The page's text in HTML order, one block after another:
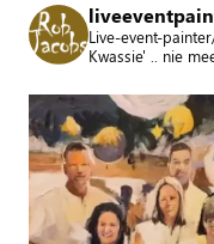
Live-event-
Kwassie' .. nie